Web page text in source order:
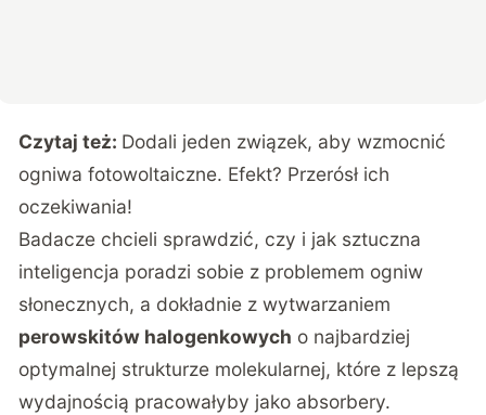
Czytaj też: Dodali jeden związek, aby wzmocnić
ogniwa fotowoltaiczne. Efekt? Przerósł ich
oczekiwania!
Badacze chcieli sprawdzić, czy i jak sztuczna
inteligencja poradzi sobie z problemem ogniw
słonecznych, a dokładnie z wytwarzaniem
perowskitów halogenkowych o najbardziej
optymalnej strukturze molekularnej, które z lepszą
wydajnością pracowałyby jako absorbery.